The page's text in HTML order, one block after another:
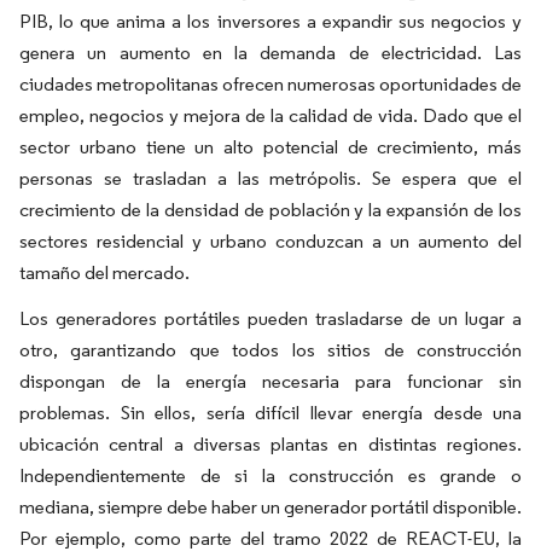
PIB, lo que anima a los inversores a expandir sus negocios y
genera un aumento en la demanda de electricidad. Las
ciudades metropolitanas ofrecen numerosas oportunidades de
empleo, negocios y mejora de la calidad de vida. Dado que el
sector urbano tiene un alto potencial de crecimiento, más
personas se trasladan a las metrópolis. Se espera que el
crecimiento de la densidad de población y la expansión de los
sectores residencial y urbano conduzcan a un aumento del
tamaño del mercado.
Los generadores portátiles pueden trasladarse de un lugar a
otro, garantizando que todos los sitios de construcción
dispongan de la energía necesaria para funcionar sin
problemas. Sin ellos, sería difícil llevar energía desde una
ubicación central a diversas plantas en distintas regiones.
Independientemente de si la construcción es grande o
mediana, siempre debe haber un generador portátil disponible.
Por ejemplo, como parte del tramo 2022 de REACT-EU, la